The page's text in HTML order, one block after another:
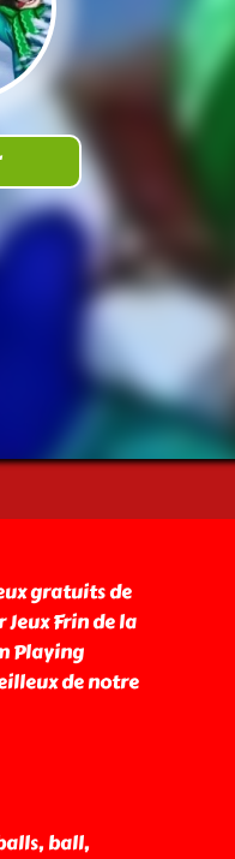
gratuits de
Frin de la
Playing
de notre
ball,